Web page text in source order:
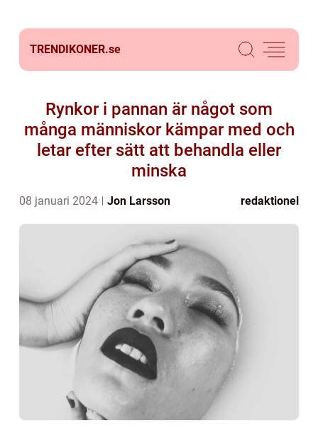
TRENDIKONER.se
Rynkor i pannan är något som
många människor kämpar med och
letar efter sätt att behandla eller
minska
08 januari 2024 Jon Larsson redaktionel